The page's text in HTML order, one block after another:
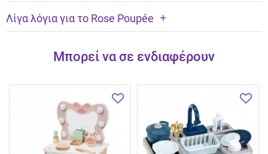
Λίγα λόγια για το Rose Poupée
Μπορεί να σε ενδιαφέρουν